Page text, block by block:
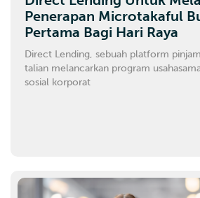
Penerapan Microtakaful
Pertama Bagi Hari Raya
Direct Lending, sebuah platform
talian melancarkan program
sosial korporat